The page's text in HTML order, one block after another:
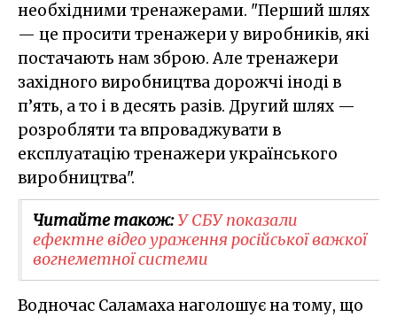
необхідними тренажерами. "Перший шлях
— це просити тренажери у виробників, які
постачають нам зброю. Але тренажери
західного виробництва дорожчі іноді в
п’ять, а то і в десять разів. Другий шлях —
розробляти та впроваджувати в
експлуатацію тренажери українського
виробництва".
Читайте також:У СБУ показали
ефектне відео ураження російської важкої
вогнеметної системи
Водночас Саламаха наголошує на тому, що